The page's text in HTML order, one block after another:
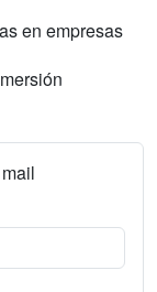
en empresas